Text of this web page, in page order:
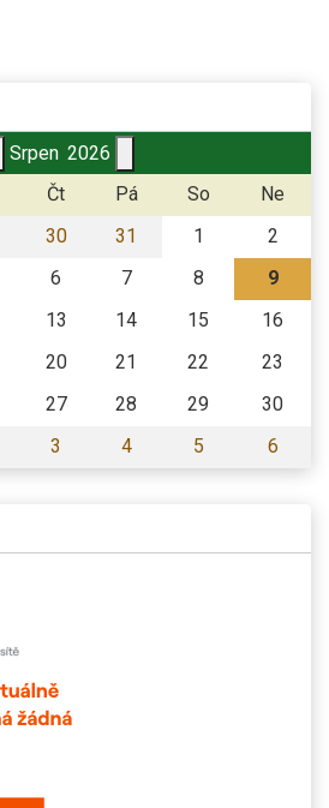
Srpen 2026
Čt Pá So
Ne
30 31 1
2
6 7 8
9
13 14 15
16
20 21 22
23
27 28 29
30
3 4 5 6